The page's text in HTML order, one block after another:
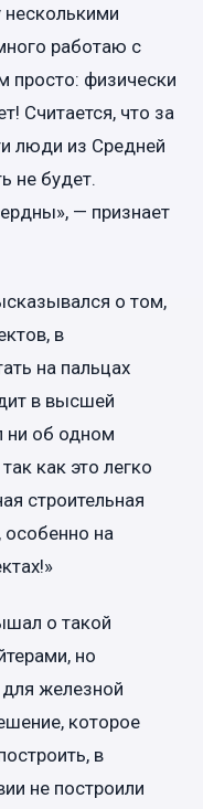
несколькими
работаю с
просто: физически
Считается, что за
люди из Средней
не будет.
— признает
о том,
в
на пальцах
в высшей
ни об одном
как это легко
строительная
особенно на
о такой
но
для железной
которое
в
не построили